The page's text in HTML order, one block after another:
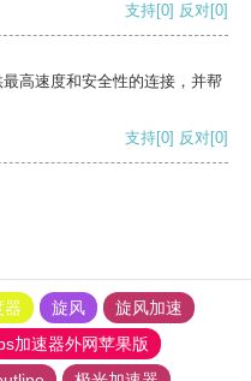
支持[0] 反对[0]
高速度和安全性的连接，并帮
支持[0] 反对[0]
器 旋风
旋风加速
加速器外网苹果版